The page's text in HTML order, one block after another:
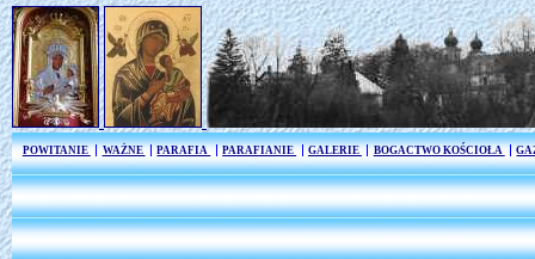
POWITANIE WAŻNE PARAFIA PARAFIANIE GALERIE BOGACTWO KOŚCIOŁA